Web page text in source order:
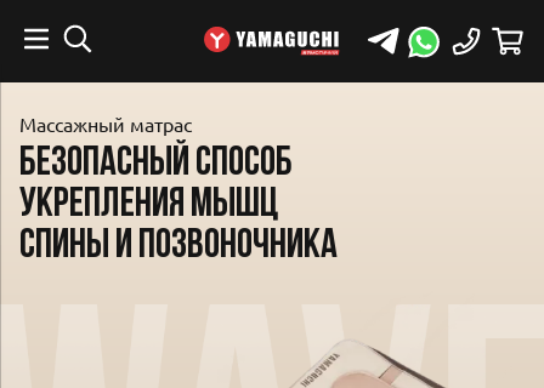
Массажный матрас
БЕЗОПАСНЫЙ СПОСОБ
УКРЕПЛЕНИЯ МЫШЦ
СПИНЫ И ПОЗВОНОЧНИКА